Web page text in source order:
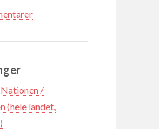
/
(hele landet,